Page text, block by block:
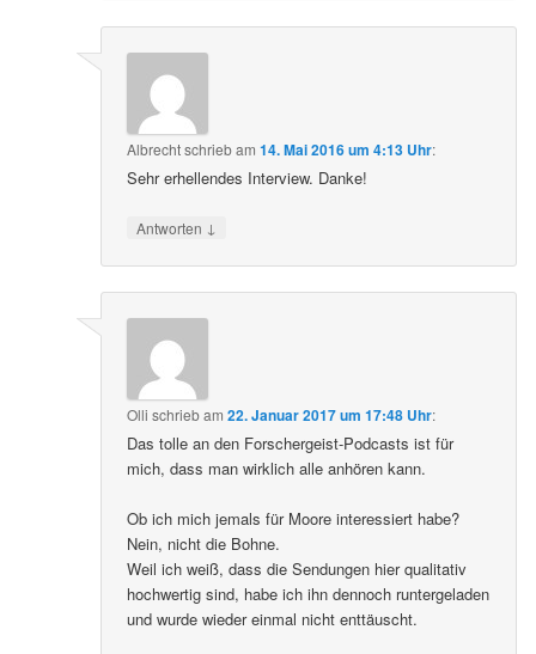
Albrechtschriebam14. Mai 2016 um 4:13 Uhr:
Sehr erhellendes Interview. Danke!
Antworten ↓
Olli schriebam22. Januar 2017 um 17:48 Uhr:
Das tolle an den Forschergeist-Podcasts ist für
mich, dass man wirklich alle anhören kann.
Ob ich mich jemals für Moore interessiert habe?
Nein, nicht die Bohne.
Weil ich weiß, dass die Sendungen hier qualitativ
hochwertig sind, habe ich ihn dennoch runtergeladen
und wurde wieder einmal nicht enttäuscht.